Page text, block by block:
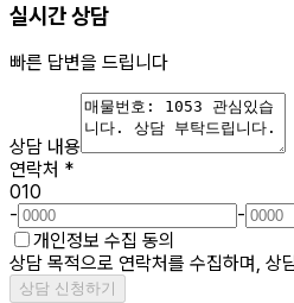
실시간 상담
빠른 답변을 드립니다
상담 내용
연락처 *
010
-
-
개인정보 수집 동의
상담 목적으로 연락처를 수집하며, 상
상담 신청하기